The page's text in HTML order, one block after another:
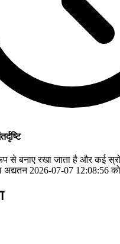
से बनाए रखा जाता है और कई
अद्यतन 2026-07-07 12:08:56